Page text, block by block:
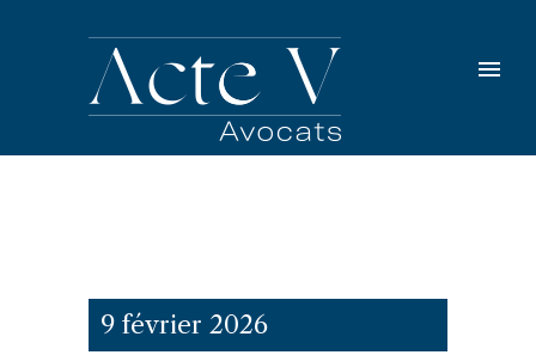
9 février 2026